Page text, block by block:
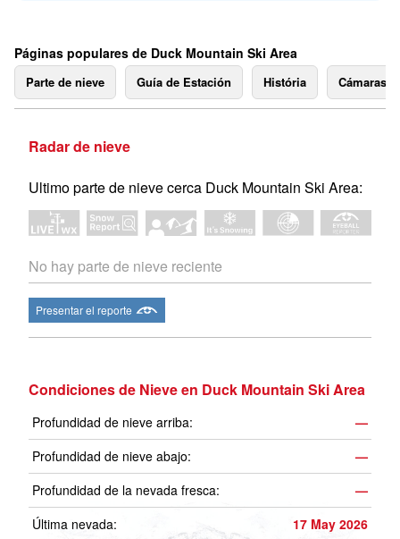
Páginas populares de Duck Mountain Ski Area
Parte de nieve Guía de Estación História Cámaras
Radar de nieve
Ultimo parte de nieve cerca Duck Mountain Ski Area:
No hay parte de nieve reciente
Presentar el reporte
Condiciones de Nieve en Duck Mountain Ski Area
Profundidad de nieve arriba:
—
Profundidad de nieve abajo:
—
Profundidad de la nevada fresca:
—
Última nevada:
17 May 2026